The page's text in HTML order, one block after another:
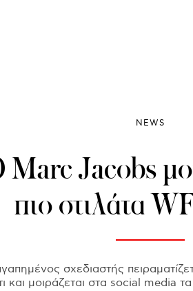
NEWS
Marc Jacobs
πιο στιλάτα
σχεδιαστής
και μοιράζεται στα social media